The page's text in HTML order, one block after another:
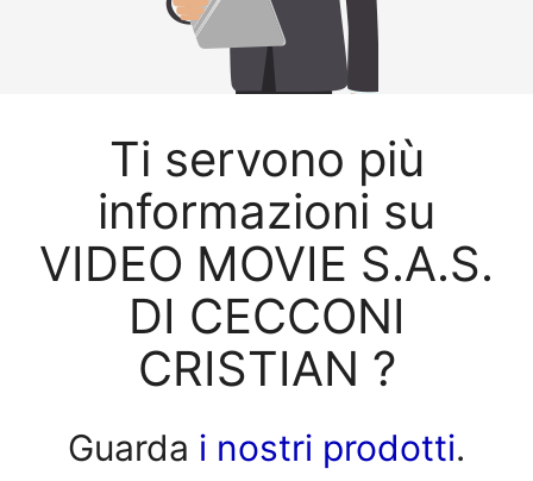
Ti servono più
informazioni su
VIDEO MOVIE S.A.S.
DI CECCONI
CRISTIAN ?
Guarda i nostri prodotti.